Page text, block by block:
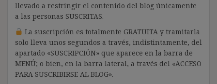
llevado a restringir el contenido del blog únicamente
a las personas SUSCRITAS.
La suscripción es totalmente GRATUITA y tramitarla
solo lleva unos segundos a través, indistintamente, del
apartado «SUSCRIPCIÓN» que aparece en la barra de
MENÚ; o bien, en la barra lateral, a través del «ACCESO
PARA SUSCRIBIRSE AL BLOG».